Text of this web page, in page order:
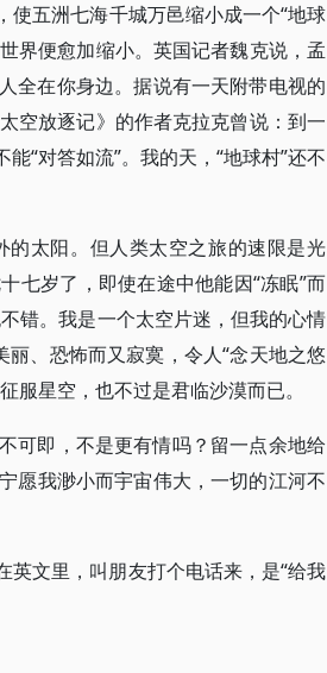
五洲七海千城万邑缩小成一个“地球
界便愈加缩小。英国记者魏克说，孟
全在你身边。据说有一天附带电视的
空放逐记》的作者克拉克曾说：到一
“对答如流”。我的天，“地球村”还不
太阳。但人类太空之旅的速限是光
七岁了，即使在途中他能因“冻眠”而
错。我是一个太空片迷，但我的心情
、恐怖而又寂寞，令人“念天地之悠
服星空，也不过是君临沙漠而已。
可即，不是更有情吗？留一点余地给
愿我渺小而宇宙伟大，一切的江河不
文里，叫朋友打个电话来，是“给我